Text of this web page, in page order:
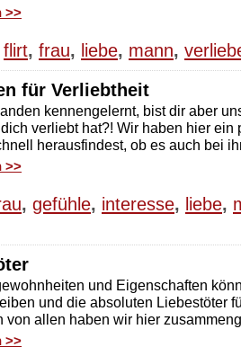
>>
flirt, frau, liebe, mann,
für Verliebtheit
kennengelernt, bist dir aber
verliebt hat?! Wir haben hier ein
herausfindest, ob es auch bei
>>
, gefühle, interesse, liebe,
und Eigenschaften
und die absoluten Liebestöter
von allen haben wir hier
>>